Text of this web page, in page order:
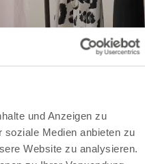
und Anzeigen zu
soziale Medien anbieten zu
Website zu analysieren.